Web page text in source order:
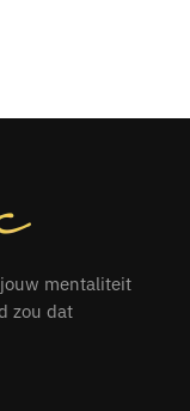
mentaliteit
zou dat